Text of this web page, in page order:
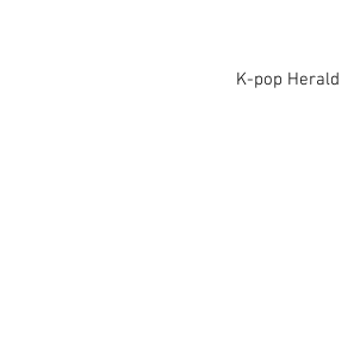
K-pop Herald